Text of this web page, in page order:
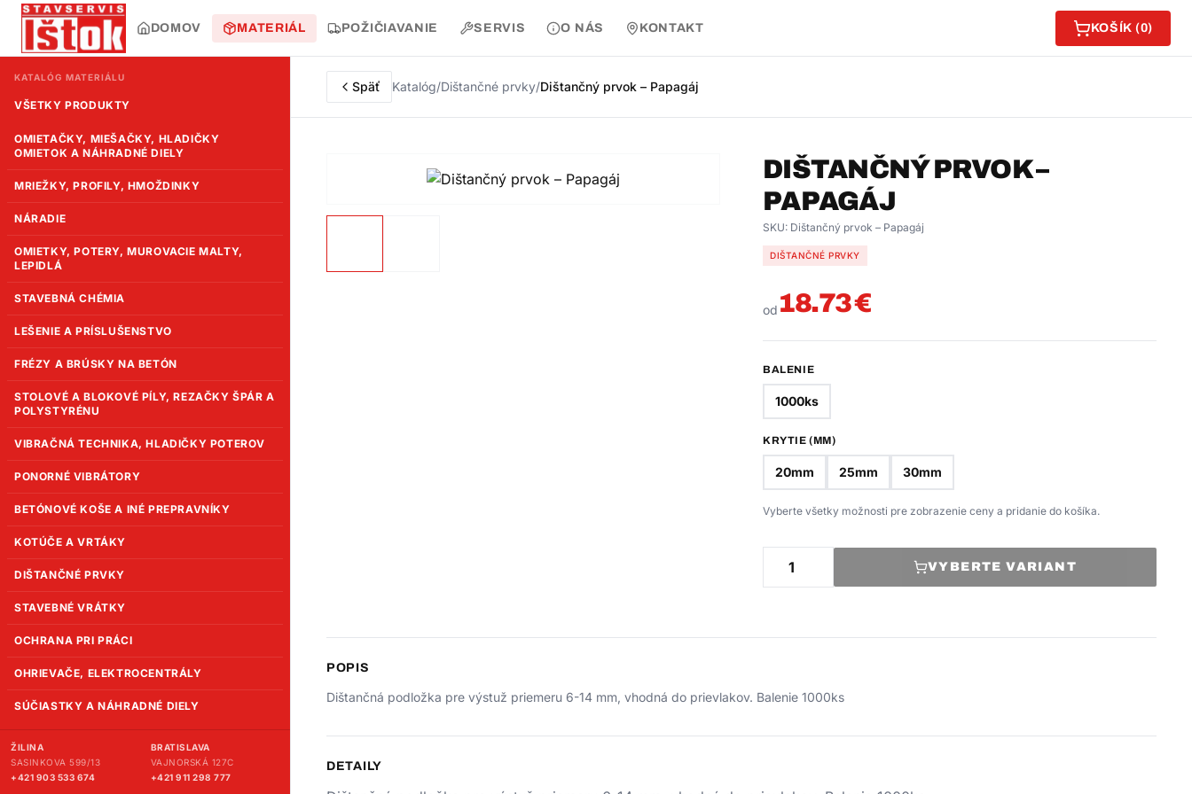
DOMOV MATERIÁL POŽIČIAVANIE SERVIS O NÁS KONTAKT KOŠÍK (0)
KATALÓG MATERIÁLU
VŠETKY PRODUKTY
OMIETAČKY, MIEŠAČKY, HLADIČKY
OMIETOK A NÁHRADNÉ DIELY
MRIEŽKY, PROFILY, HMOŽDINKY
NÁRADIE
OMIETKY, POTERY, MUROVACIE MALTY,
LEPIDLÁ
STAVEBNÁ CHÉMIA
LEŠENIE A PRÍSLUŠENSTVO
FRÉZY A BRÚSKY NA BETÓN
STOLOVÉ A BLOKOVÉ PÍLY, REZAČKY ŠPÁR A
POLYSTYRÉNU
VIBRAČNÁ TECHNIKA, HLADIČKY POTEROV
PONORNÉ VIBRÁTORY
BETÓNOVÉ KOŠE A INÉ PREPRAVNÍKY
KOTÚČE A VRTÁKY
DIŠTANČNÉ PRVKY
STAVEBNÉ VRÁTKY
OCHRANA PRI PRÁCI
OHRIEVAČE, ELEKTROCENTRÁLY
SÚČIASTKY A NÁHRADNÉ DIELY
ŽILINA
SASINKOVA 599/13
+421 903 533 674
BRATISLAVA
VAJNORSKÁ 127C
+421 911 298 777
Späť Katalóg/Dištančné prvky/Dištančný prvok – Papagáj
DIŠTANČNÝ PRVOK –
PAPAGÁJ
SKU: Dištančný prvok – Papagáj
DIŠTANČNÉ PRVKY
od 18.73€
BALENIE
1000ks
KRYTIE (MM)
20mm 25mm 30mm
Vyberte všetky možnosti pre zobrazenie ceny a pridanie do košíka.
VYBERTE VARIANT
POPIS
Dištančná podložka pre výstuž priemeru 6-14 mm, vhodná do prievlakov. Balenie 1000ks
DETAILY